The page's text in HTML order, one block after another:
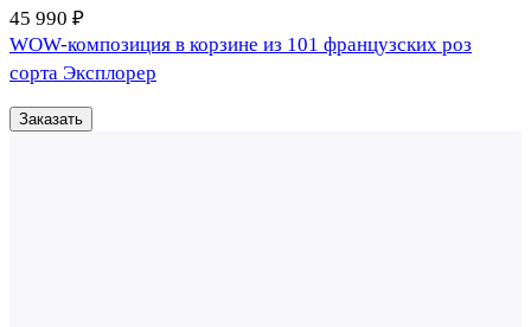
45 990 ₽
WOW-композиция в корзине из 101 французских роз
сорта Эксплорер
Заказать